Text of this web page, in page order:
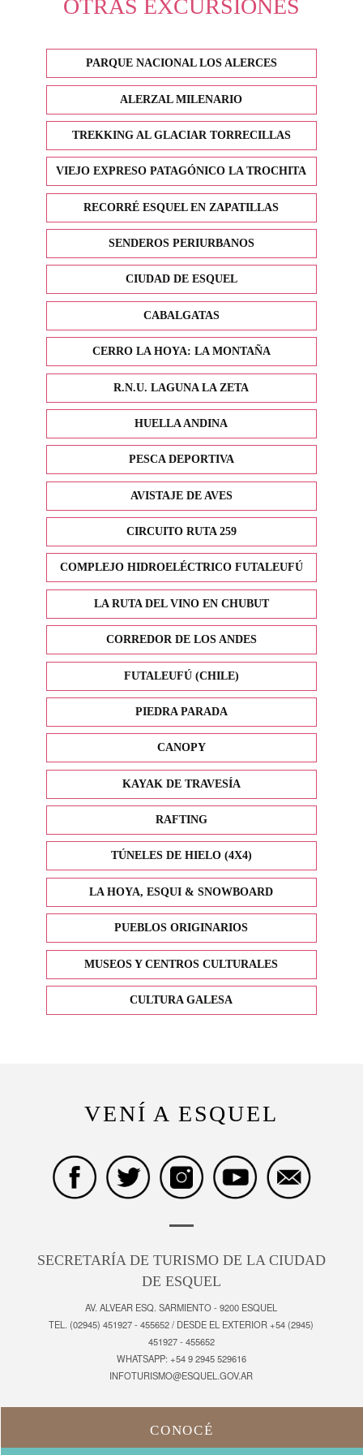
OTRAS EXCURSIONES
PARQUE NACIONAL LOS ALERCES
ALERZAL MILENARIO
TREKKING AL GLACIAR TORRECILLAS
VIEJO EXPRESO PATAGÓNICO LA TROCHITA
RECORRÉ ESQUEL EN ZAPATILLAS
SENDEROS PERIURBANOS
CIUDAD DE ESQUEL
CABALGATAS
CERRO LA HOYA: LA MONTAÑA
R.N.U. LAGUNA LA ZETA
HUELLA ANDINA
PESCA DEPORTIVA
AVISTAJE DE AVES
CIRCUITO RUTA 259
COMPLEJO HIDROELÉCTRICO FUTALEUFÚ
LA RUTA DEL VINO EN CHUBUT
CORREDOR DE LOS ANDES
FUTALEUFÚ (CHILE)
PIEDRA PARADA
CANOPY
KAYAK DE TRAVESÍA
RAFTING
TÚNELES DE HIELO (4X4)
LA HOYA, ESQUI & SNOWBOARD
PUEBLOS ORIGINARIOS
MUSEOS Y CENTROS CULTURALES
CULTURA GALESA
VENÍ A ESQUEL
SECRETARÍA DE TURISMO DE LA CIUDAD
DE ESQUEL
AV. ALVEAR ESQ. SARMIENTO - 9200 ESQUEL
TEL. (02945) 451927 - 455652 / DESDE EL EXTERIOR +54 (2945)
451927 - 455652
WHATSAPP: +54 9 2945 529616
INFOTURISMO@ESQUEL.GOV.AR
CONOCÉ